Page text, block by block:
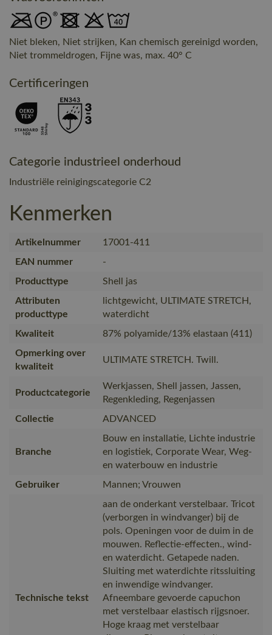
Niet bleken, Niet strijken, Kan chemisch gereinigd worden,
Niet trommeldrogen, Fijne was, max. 40° C
Certificeringen
Categorie industrieel onderhoud
Industriële reinigingscategorie C2
Kenmerken
Artikelnummer
17001-411
EAN nummer
-
Producttype
Shell jas
Attributen
producttype
lichtgewicht, ULTIMATE STRETCH,
waterdicht
Kwaliteit
87% polyamide/13% elastaan (411)
Opmerking over
kwaliteit
ULTIMATE STRETCH. Twill.
Productcategorie
Werkjassen, Shell jassen, Jassen,
Regenkleding, Regenjassen
Collectie
ADVANCED
Branche
Bouw en installatie, Lichte industrie
en logistiek, Corporate Wear, Weg-
en waterbouw en industrie
Gebruiker
Mannen; Vrouwen
Technische tekst
aan de onderkant verstelbaar. Tricot
(verborgen in windvanger) bij de
pols. Openingen voor de duim in de
mouwen. Reflectie-effecten., wind-
en waterdicht. Getapede naden.
Sluiting met waterdichte ritssluiting
en inwendige windvanger.
Afneembare gevoerde capuchon
met verstelbaar elastisch rijgsnoer.
Hoge kraag met verstelbaar